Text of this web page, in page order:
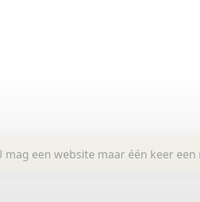
mag een website maar één keer een